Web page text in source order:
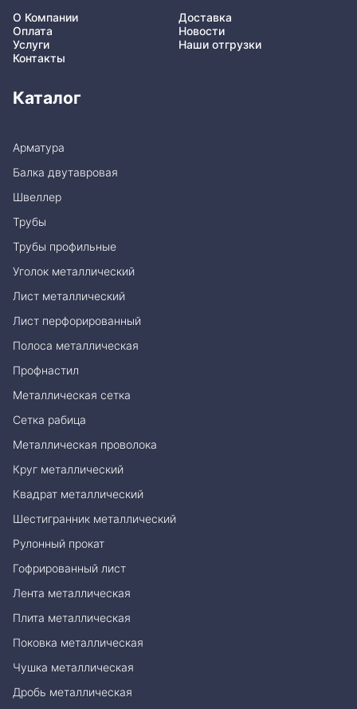
О Компании
Доставка
Оплата
Новости
Услуги
Наши отгрузки
Контакты
Каталог
Арматура
Балка двутавровая
Швеллер
Трубы
Трубы профильные
Уголок металлический
Лист металлический
Лист перфорированный
Полоса металлическая
Профнастил
Металлическая сетка
Сетка рабица
Металлическая проволока
Круг металлический
Квадрат металлический
Шестигранник металлический
Рулонный прокат
Гофрированный лист
Лента металлическая
Плита металлическая
Поковка металлическая
Чушка металлическая
Дробь металлическая